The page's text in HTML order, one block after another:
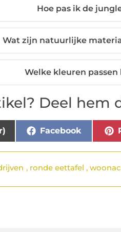
Hoe pas ik de
Wat zijn natuurlijke
Welke kleuren
Deel hem
Facebook
, ronde eettafel ,